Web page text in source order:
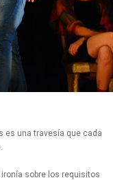
es una travesía que cada
sobre los requisitos